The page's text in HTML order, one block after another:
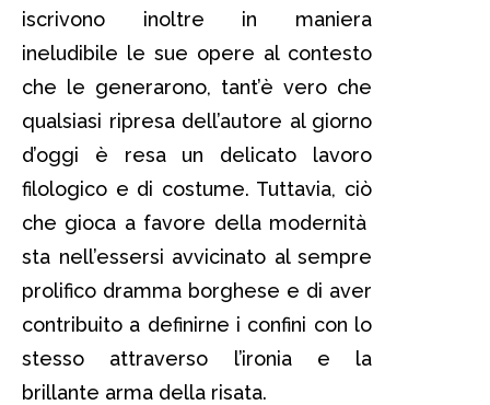
iscrivono inoltre in maniera
ineludibile le sue opere al contesto
che le generarono, tant’è vero che
qualsiasi ripresa dell’autore al giorno
d’oggi è resa un delicato lavoro
filologico e di costume. Tuttavia, ciò
che gioca a favore della modernità
sta nell’essersi avvicinato al sempre
prolifico dramma borghese e di aver
contribuito a definirne i confini con lo
stesso attraverso l’ironia e la
brillante arma della risata.